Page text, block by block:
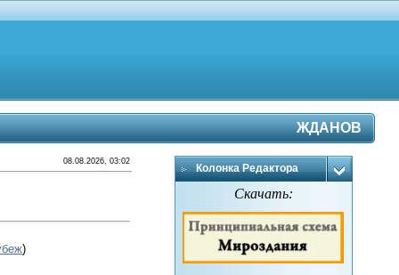
ЖДАНОВ
08.08.2026, 03:02
)
Колонка Редактора
Скачать: